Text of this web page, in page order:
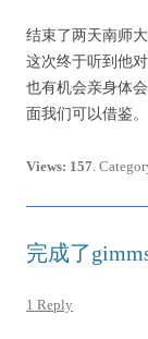
结束了两天南师
这次终于听到他
也有机会亲身体
面我们可以借鉴。
Views: 157.
完成了
1 Reply